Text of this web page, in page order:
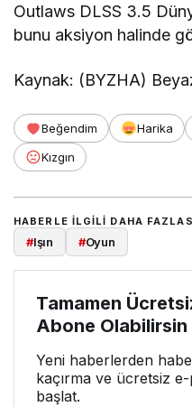
Outlaws DLSS 3.5
bunu aksiyon halinde
Kaynak: (BYZHA)
Beğendim Harika
Kızgın
HABERLE ILGILI DAHA
#Işın #Oyun
Tamamen
Abone Olabilirsin
Yeni haberlerden
kaçırma ve ücretsiz
başlat.